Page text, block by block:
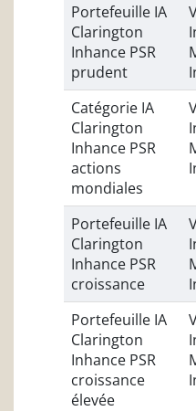
Portefeuille IA
Clarington
Inhance PSR
prudent
Catégorie IA
Clarington
Inhance PSR
actions
mondiales
Portefeuille IA
Clarington
Inhance PSR
croissance
Portefeuille IA
Clarington
Inhance PSR
croissance
élevée